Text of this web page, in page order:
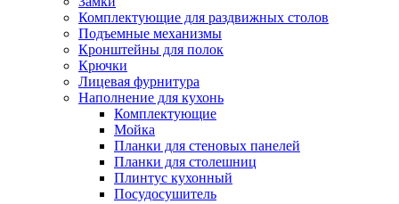
Комплектующие для раздвижных столов
Подъемные механизмы
Кронштейны для полок
Крючки
Лицевая фурнитура
Наполнение для кухонь
Комплектующие
Мойка
Планки для стеновых панелей
Планки для столешниц
Плинтус кухонный
Посудосушитель